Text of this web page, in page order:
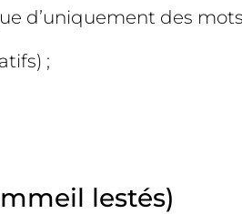
d’uniquement des
;
lestés)